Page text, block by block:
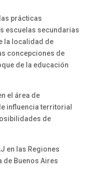
prácticas
escuelas secundarias
la localidad de
concepciones de
de la educación
el área de
influencia territorial
de
en las Regiones
de Buenos Aires